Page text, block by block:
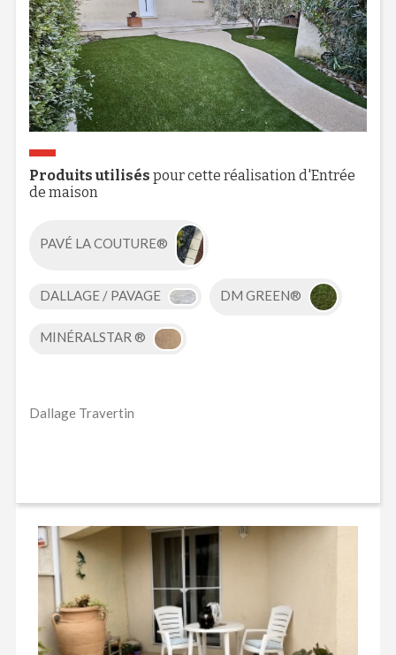
Produits utilisés pour cette réalisation d'Entrée
de maison
PAVÉ LA COUTURE®
DALLAGE / PAVAGE DM GREEN®
MINÉRALSTAR ®
Dallage Travertin